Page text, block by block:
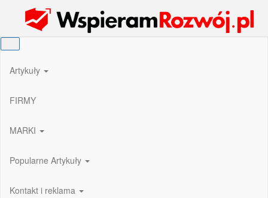
Wspieram Rozwój PL
Artykuły
FIRMY
MARKI
Popularne Artykuły
Kontakt i reklama